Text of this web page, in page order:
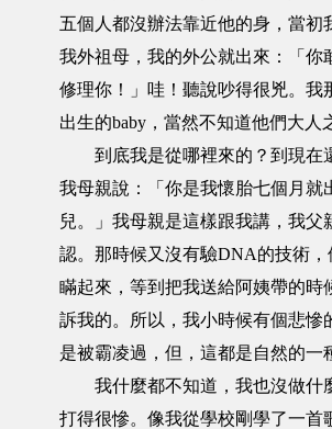
五個人都沒辦法靠近他的身，當初
我外祖母，我的外公就出來：「你
修理你！」哇！聽說吵得很兇。我
出生的baby，當然不知道他們大人
到底我是從哪裡來的？到現在還
我母親說：「你是我懷胎七個月就
兒。」我母親是這樣跟我講，我父
認。那時候又沒有驗DNA的技術，
瞞起來，等到把我送給阿姨帶的時
訴我的。所以，我小時候有個悲慘
是被霸凌過，但，這都是自然的一
我什麼都不知道，我也沒做什
打得很慘。像我從學校剛學了一首